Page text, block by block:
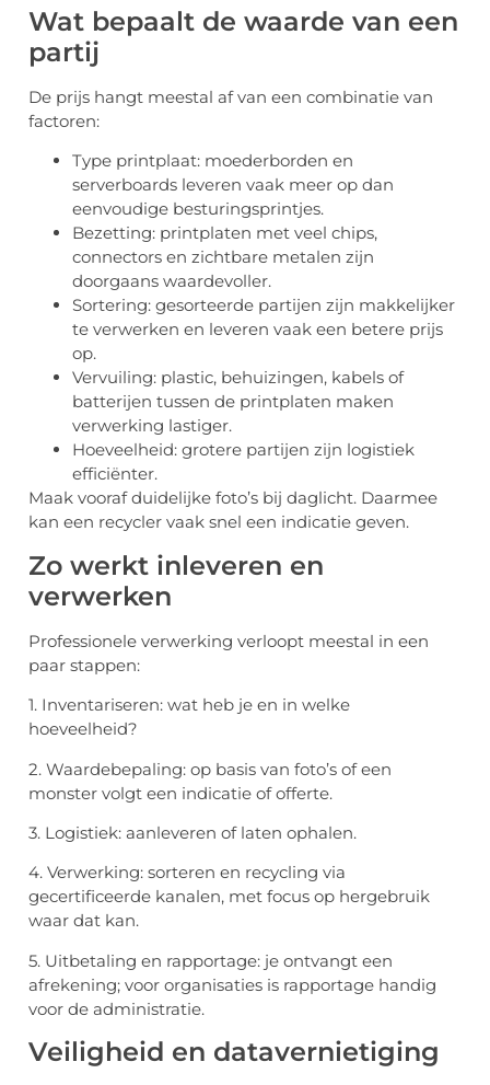
Wat bepaalt de waarde van een
partij
De prijs hangt meestal af van een combinatie van
factoren:
Type printplaat: moederborden en
serverboards leveren vaak meer op dan
eenvoudige besturingsprintjes.
Bezetting: printplaten met veel chips,
connectors en zichtbare metalen zijn
doorgaans waardevoller.
Sortering: gesorteerde partijen zijn makkelijker
te verwerken en leveren vaak een betere prijs
op.
Vervuiling: plastic, behuizingen, kabels of
batterijen tussen de printplaten maken
verwerking lastiger.
Hoeveelheid: grotere partijen zijn logistiek
efficiënter.
Maak vooraf duidelijke foto’s bij daglicht. Daarmee
kan een recycler vaak snel een indicatie geven.
Zo werkt inleveren en
verwerken
Professionele verwerking verloopt meestal in een
paar stappen:
1. Inventariseren: wat heb je en in welke
hoeveelheid?
2. Waardebepaling: op basis van foto’s of een
monster volgt een indicatie of offerte.
3. Logistiek: aanleveren of laten ophalen.
4. Verwerking: sorteren en recycling via
gecertificeerde kanalen, met focus op hergebruik
waar dat kan.
5. Uitbetaling en rapportage: je ontvangt een
afrekening; voor organisaties is rapportage handig
voor de administratie.
Veiligheid en datavernietiging